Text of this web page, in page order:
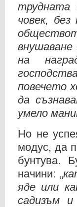
трудната
човек,
на
повечето
да
умело
Но не
модус, да
бунтува.
начини: „
яде или
садизъм